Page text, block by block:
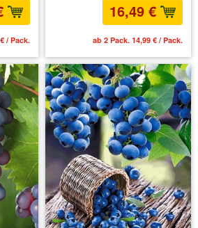
/ Pack.
16,49 €
ab 2 Pack. 14,99 € / Pack.